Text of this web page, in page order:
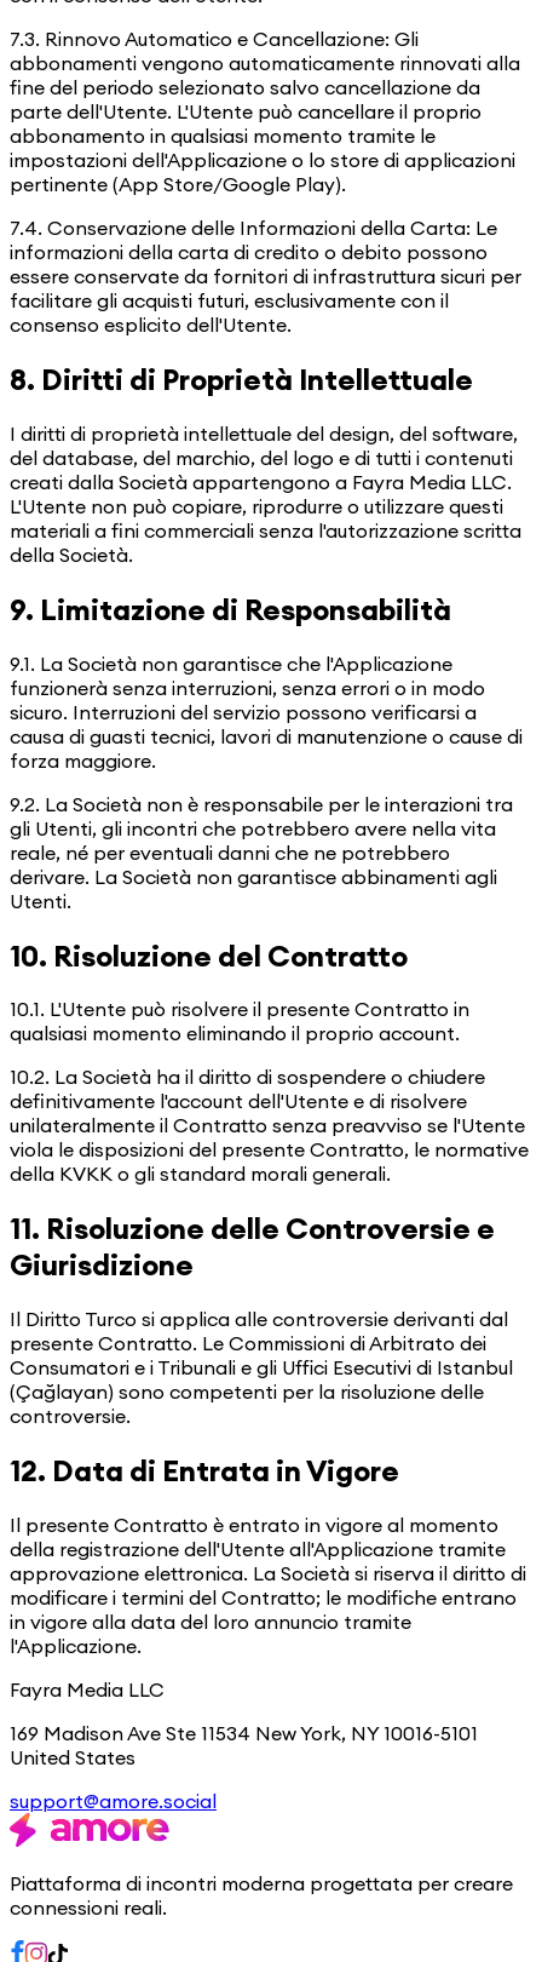
7.3. Rinnovo Automatico e Cancellazione: Gli
abbonamenti vengono automaticamente rinnovati alla
fine del periodo selezionato salvo cancellazione da
parte dell'Utente. L'Utente può cancellare il proprio
abbonamento in qualsiasi momento tramite le
impostazioni dell'Applicazione o lo store di applicazioni
pertinente (App Store/Google Play).
7.4. Conservazione delle Informazioni della Carta: Le
informazioni della carta di credito o debito possono
essere conservate da fornitori di infrastruttura sicuri per
facilitare gli acquisti futuri, esclusivamente con il
consenso esplicito dell'Utente.
8. Diritti di Proprietà Intellettuale
I diritti di proprietà intellettuale del design, del software,
del database, del marchio, del logo e di tutti i contenuti
creati dalla Società appartengono a Fayra Media LLC.
L'Utente non può copiare, riprodurre o utilizzare questi
materiali a fini commerciali senza l'autorizzazione scritta
della Società.
9. Limitazione di Responsabilità
9.1. La Società non garantisce che l'Applicazione
funzionerà senza interruzioni, senza errori o in modo
sicuro. Interruzioni del servizio possono verificarsi a
causa di guasti tecnici, lavori di manutenzione o cause di
forza maggiore.
9.2. La Società non è responsabile per le interazioni tra
gli Utenti, gli incontri che potrebbero avere nella vita
reale, né per eventuali danni che ne potrebbero
derivare. La Società non garantisce abbinamenti agli
Utenti.
10. Risoluzione del Contratto
10.1. L'Utente può risolvere il presente Contratto in
qualsiasi momento eliminando il proprio account.
10.2. La Società ha il diritto di sospendere o chiudere
definitivamente l'account dell'Utente e di risolvere
unilateralmente il Contratto senza preavviso se l'Utente
viola le disposizioni del presente Contratto, le normative
della KVKK o gli standard morali generali.
11. Risoluzione delle Controversie e
Giurisdizione
Il Diritto Turco si applica alle controversie derivanti dal
presente Contratto. Le Commissioni di Arbitrato dei
Consumatori e i Tribunali e gli Uffici Esecutivi di Istanbul
(Çağlayan) sono competenti per la risoluzione delle
controversie.
12. Data di Entrata in Vigore
Il presente Contratto è entrato in vigore al momento
della registrazione dell'Utente all'Applicazione tramite
approvazione elettronica. La Società si riserva il diritto di
modificare i termini del Contratto; le modifiche entrano
in vigore alla data del loro annuncio tramite
l'Applicazione.
Fayra Media LLC
169 Madison Ave Ste 11534 New York, NY 10016-5101
United States
support@amore.social
Piattaforma di incontri moderna progettata per creare
connessioni reali.